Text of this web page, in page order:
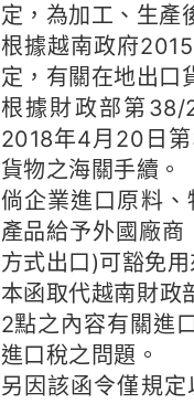
定，為加工、生產
根據越南政府
定，有關在地出口
根據財政部第38/
2018年4月20日
貨物之海關手續。
倘企業進口原料
產品給予外國廠
方式出口)可豁免
本函取代越南財
2點之內容有關進
進口稅之問題。
另因該函令僅規